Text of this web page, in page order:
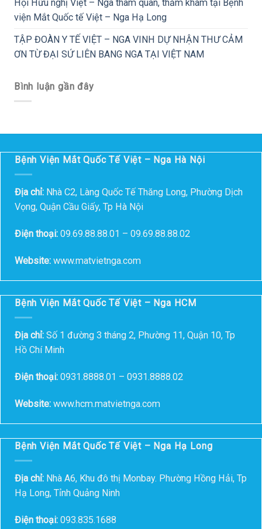
Hội Hữu nghị Việt – Nga tham quan, thăm khám tại Bệnh
viện Mắt Quốc tế Việt – Nga Hạ Long
TẬP ĐOÀN Y TẾ VIỆT – NGA VINH DỰ NHẬN THƯ CẢM
ƠN TỪ ĐẠI SỨ LIÊN BANG NGA TẠI VIỆT NAM
Bình luận gần đây
Bệnh Viện Mắt Quốc Tế Việt – Nga Hà Nội
Địa chỉ: Nhà C2, Làng Quốc Tế Thăng Long, Phường Dịch
Vọng, Quận Cầu Giấy, Tp Hà Nội
Điện thoại: 09.69.88.88.01 – 09.69.88.88.02
Website: www.matvietnga.com
Bệnh Viện Mắt Quốc Tế Việt – Nga HCM
Địa chỉ: Số 1 đường 3 tháng 2, Phường 11, Quận 10, Tp
Hồ Chí Minh
Điện thoại: 0931.8888.01 – 0931.8888.02
Website: www.hcm.matvietnga.com
Bệnh Viện Mắt Quốc Tế Việt – Nga Hạ Long
Địa chỉ: Nhà A6, Khu đô thị Monbay. Phường Hồng Hải, Tp
Hạ Long, Tỉnh Quảng Ninh
Điện thoại: 093.835.1688